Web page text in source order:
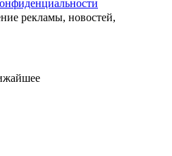
рекламы, новостей,